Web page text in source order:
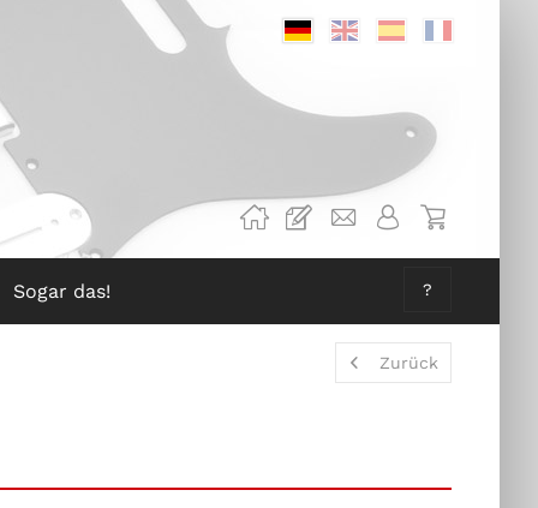
DeutschEnglischSpanisch
Sogar das! ?
Zurück